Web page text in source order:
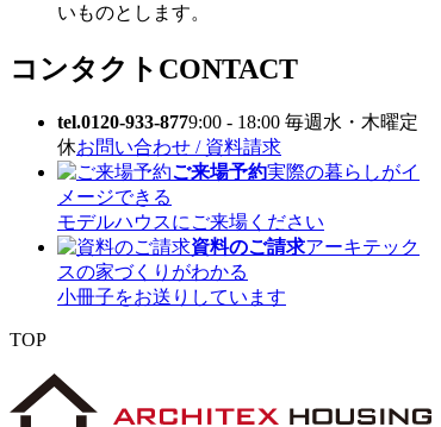
いものとします。
コンタクト CONTACT
tel.0120-933-8779:00 - 18:00 毎週水・木曜定
休お問い合わせ / 資料請求
ご来場予約実際の暮らしがイ
メージできる
モデルハウスにご来場ください
資料のご請求アーキテック
スの家づくりがわかる
小冊子をお送りしています
TOP